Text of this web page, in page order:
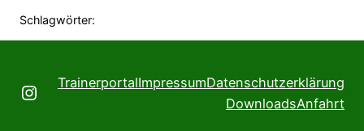
Schlagwörter:
Instagram
TrainerportalImpressumDatenschutzerklärung
DownloadsAnfahrt